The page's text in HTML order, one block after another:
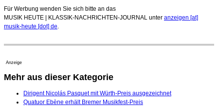
Für Werbung wenden Sie sich bitte an das
MUSIK HEUTE | KLASSIK-NACHRICHTEN-JOURNAL unter anzeigen [at]
musik-heute [dot] de
Anzeige
Mehr aus dieser Kategorie
Dirigent Nicolás Pasquet mit Würth-Preis ausgezeichnet
Quatuor Ebène erhält Bremer Musikfest-Preis